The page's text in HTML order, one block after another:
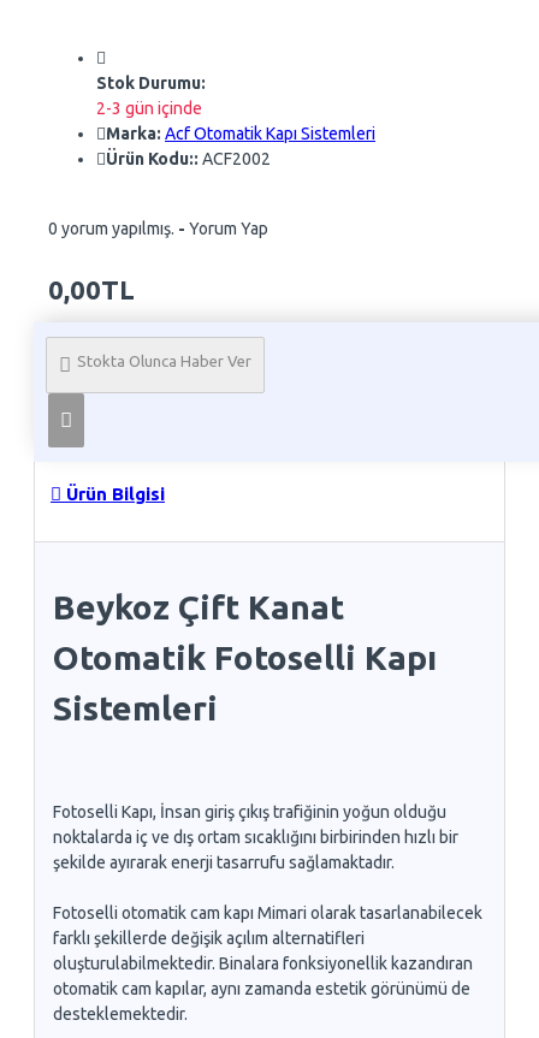
Stok Durumu:
2-3 gün içinde
Marka: Acf Otomatik Kapı Sistemleri
Ürün Kodu:: ACF2002
0 yorum yapılmış. - Yorum Yap
0,00TL
Stokta Olunca Haber Ver
Telefon İle Sipariş
Ürün Bilgisi
Beykoz Çift Kanat
Otomatik Fotoselli Kapı
Sistemleri
Fotoselli Kapı, İnsan giriş çıkış trafiğinin yoğun olduğu
noktalarda iç ve dış ortam sıcaklığını birbirinden hızlı bir
şekilde ayırarak enerji tasarrufu sağlamaktadır.
Fotoselli otomatik cam kapı Mimari olarak tasarlanabilecek
farklı şekillerde değişik açılım alternatifleri
oluşturulabilmektedir. Binalara fonksiyonellik kazandıran
otomatik cam kapılar, aynı zamanda estetik görünümü de
desteklemektedir.